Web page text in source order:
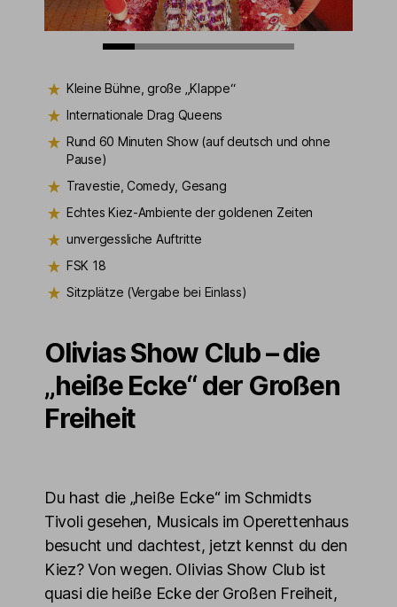
Kleine Bühne, große „Klappe“
Internationale Drag Queens
Rund 60 Minuten Show (auf deutsch und ohne
Pause)
Travestie, Comedy, Gesang
Echtes Kiez-Ambiente der goldenen Zeiten
unvergessliche Auftritte
FSK 18
Sitzplätze (Vergabe bei Einlass)
Olivias Show Club – die
„heiße Ecke“ der Großen
Freiheit
Du hast die „heiße Ecke“ im Schmidts
Tivoli gesehen, Musicals im Operettenhaus
besucht und dachtest, jetzt kennst du den
Kiez? Von wegen. Olivias Show Club ist
quasi die heiße Ecke der Großen Freiheit,